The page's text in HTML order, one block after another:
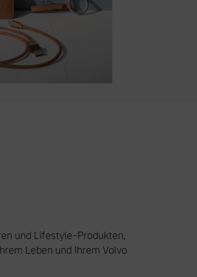
und Lifestyle-Produkten,
Leben und Ihrem Volvo